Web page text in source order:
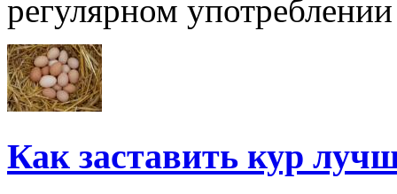
регулярном
Как заставить кур